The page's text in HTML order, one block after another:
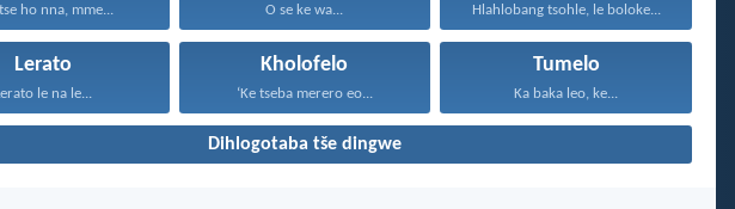
ho nna, mme... O se ke wa... Hlahlobang tsohle, le boloke...
Lerato
le na le...
Kholofelo
‘Ke tseba merero eo...
Tumelo
Ka baka leo, ke...
Dihlogotaba tše dingwe